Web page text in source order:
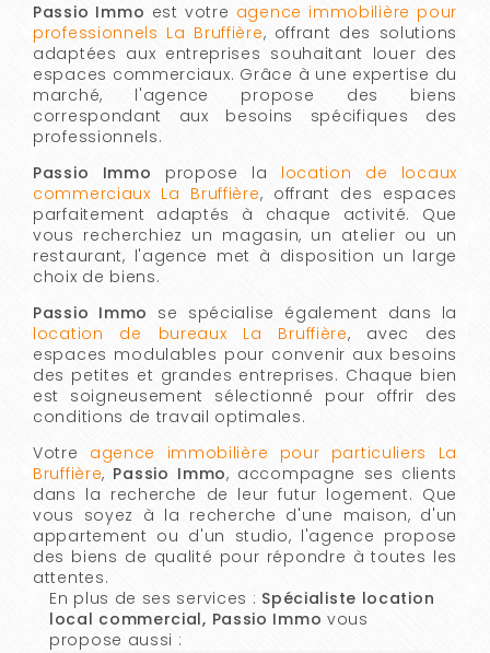
Passio Immo est votre agence immobilière pour
professionnels La Bruffière, offrant des solutions
adaptées aux entreprises souhaitant louer des
espaces commerciaux. Grâce à une expertise du
marché, l'agence propose des biens
correspondant aux besoins spécifiques des
professionnels.
Passio Immo propose la location de locaux
commerciaux La Bruffière, offrant des espaces
parfaitement adaptés à chaque activité. Que
vous recherchiez un magasin, un atelier ou un
restaurant, l'agence met à disposition un large
choix de biens.
Passio Immo se spécialise également dans la
location de bureaux La Bruffière, avec des
espaces modulables pour convenir aux besoins
des petites et grandes entreprises. Chaque bien
est soigneusement sélectionné pour offrir des
conditions de travail optimales.
Votre agence immobilière pour particuliers La
Bruffière, Passio Immo, accompagne ses clients
dans la recherche de leur futur logement. Que
vous soyez à la recherche d'une maison, d'un
appartement ou d'un studio, l'agence propose
des biens de qualité pour répondre à toutes les
attentes.
En plus de ses services : Spécialiste location
local commercial, Passio Immo vous
propose aussi :